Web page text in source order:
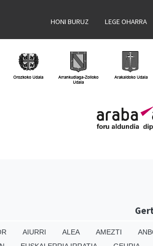
HONI BURUZ LEGE OHARRA
AIURRI ALEA AMEZTI